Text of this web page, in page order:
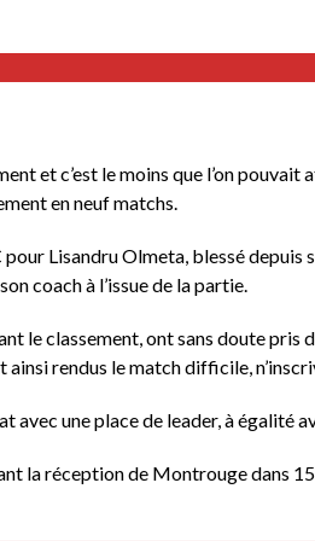
et c’est le moins que l’on
en neuf matchs.
Lisandru Olmeta, blessé depuis
coach à l’issue de la partie.
le classement, ont sans doute pris
rendus le match difficile,
une place de leader, à égalité
la réception de Montrouge dans 15